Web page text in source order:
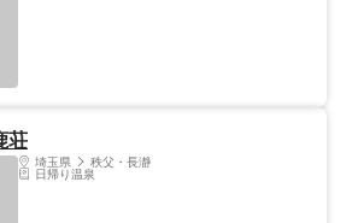
荘
埼玉県 秩父・長瀞
日帰り温泉